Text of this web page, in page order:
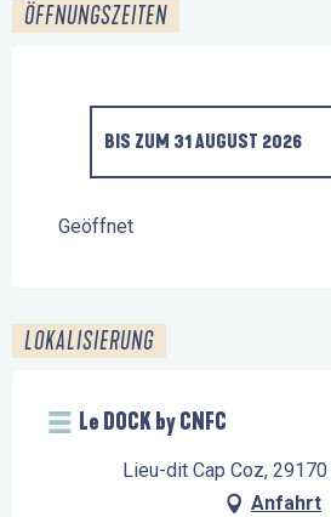
ÖFFNUNGSZEITEN
VOM
BIS ZUM 31 AUGUST 2026
Geöffnet
LOKALISIERUNG
Le DOCK by CNFC
Lieu-dit Cap Coz,
Anfahrt